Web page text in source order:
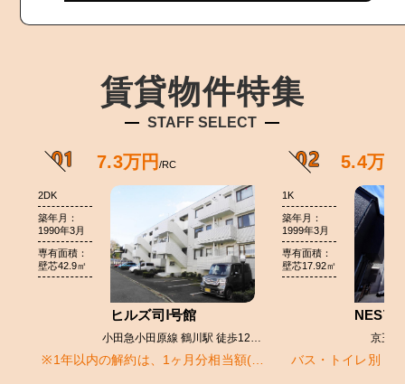
賃貸物件特集
STAFF SELECT